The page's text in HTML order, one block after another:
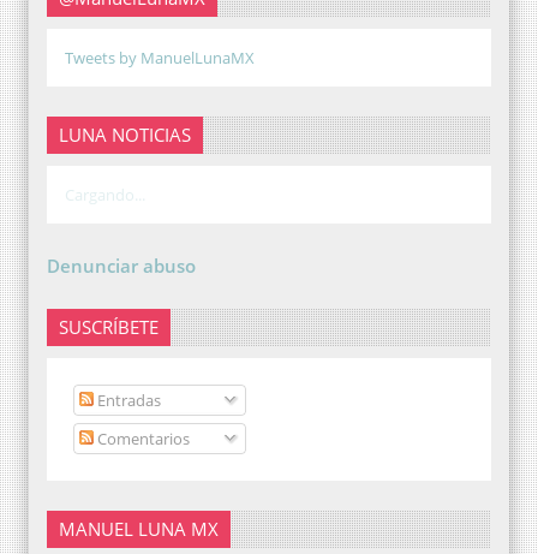
Tweets by ManuelLunaMX
LUNA NOTICIAS
Cargando...
Denunciar abuso
SUSCRÍBETE
Entradas
Comentarios
MANUEL LUNA MX